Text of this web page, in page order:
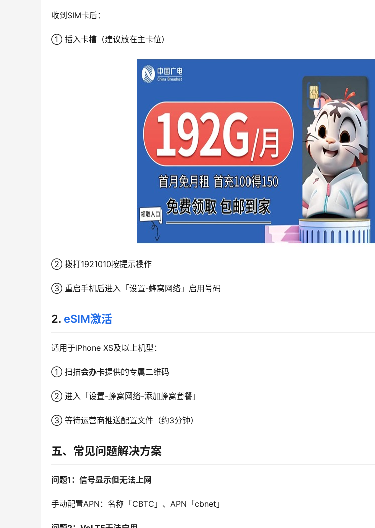
收到SIM卡后：
① 插入卡槽（建议放在主卡位）
② 拨打1921010按提示操作
③ 重启手机后进入「设置-蜂窝网络」启用号码
2. eSIM激活
适用于iPhone XS及以上机型：
① 扫描会办卡提供的专属二维码
② 进入「设置-蜂窝网络-添加蜂窝套餐」
③ 等待运营商推送配置文件（约3分钟）
五、常见问题解决方案
问题1：信号显示但无法上网
手动配置APN：名称「CBTC」、APN「cbnet」